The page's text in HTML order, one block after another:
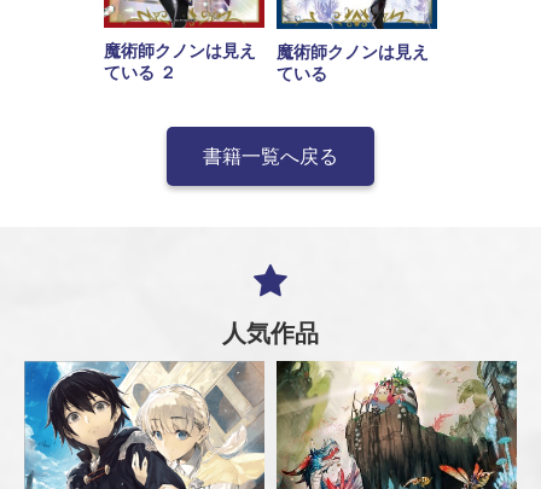
魔術師クノンは見え
ている ２
魔術師クノンは見え
ている
書籍一覧へ戻る
人気作品